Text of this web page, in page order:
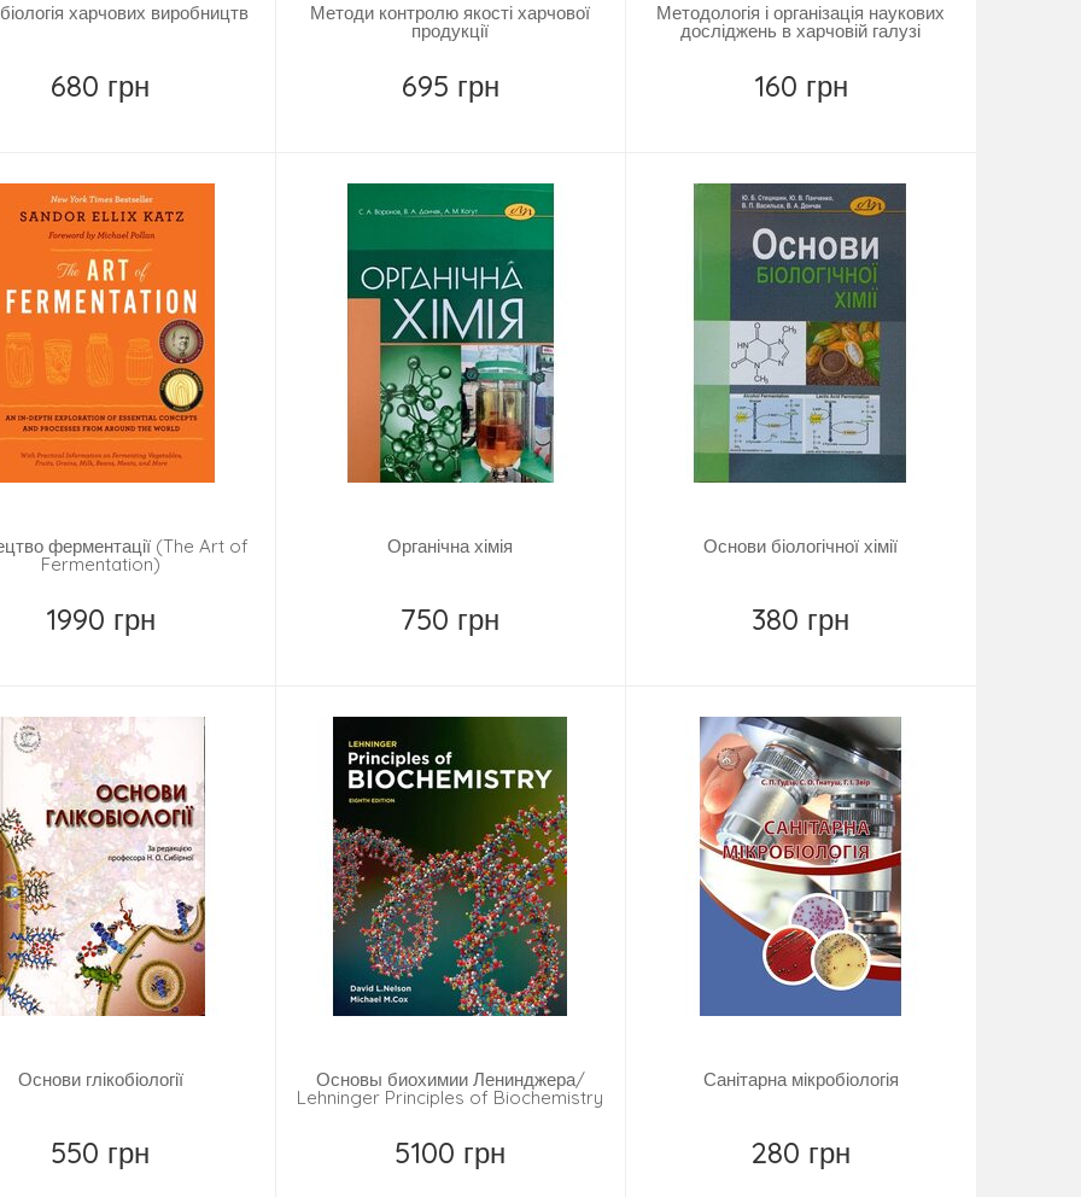
харчових виробництв
680 грн
Методи контролю якості харчової
продукції
695 грн
Методологія і організація наукових
досліджень в харчовій галузі
160 грн
ферментації (The Art of
Fermentation)
1990 грн
Органічна хімія
750 грн
Основи біологічної хімії
380 грн
Основи глікобіології
550 грн
Основы биохимии Ленинджера/
Lehninger Principles of Biochemistry
5100 грн
Санітарна мікробіологія
280 грн